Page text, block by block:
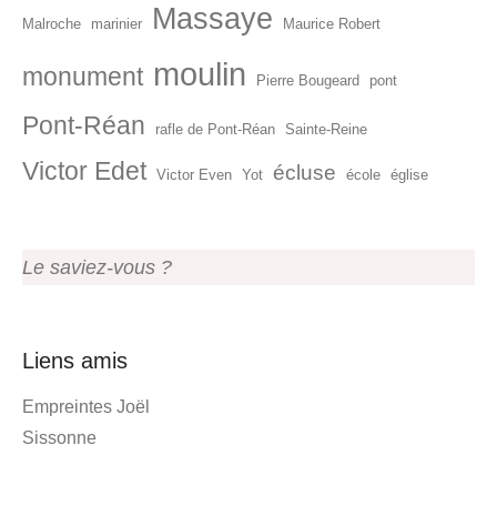
Malroche marinier Massaye Maurice Robert
monument moulin Pierre Bougeard pont
Pont-Réan rafle de Pont-Réan Sainte-Reine
Victor Edet Victor Even Yot écluse école église
Le saviez-vous ?
Liens amis
Empreintes Joël
Sissonne